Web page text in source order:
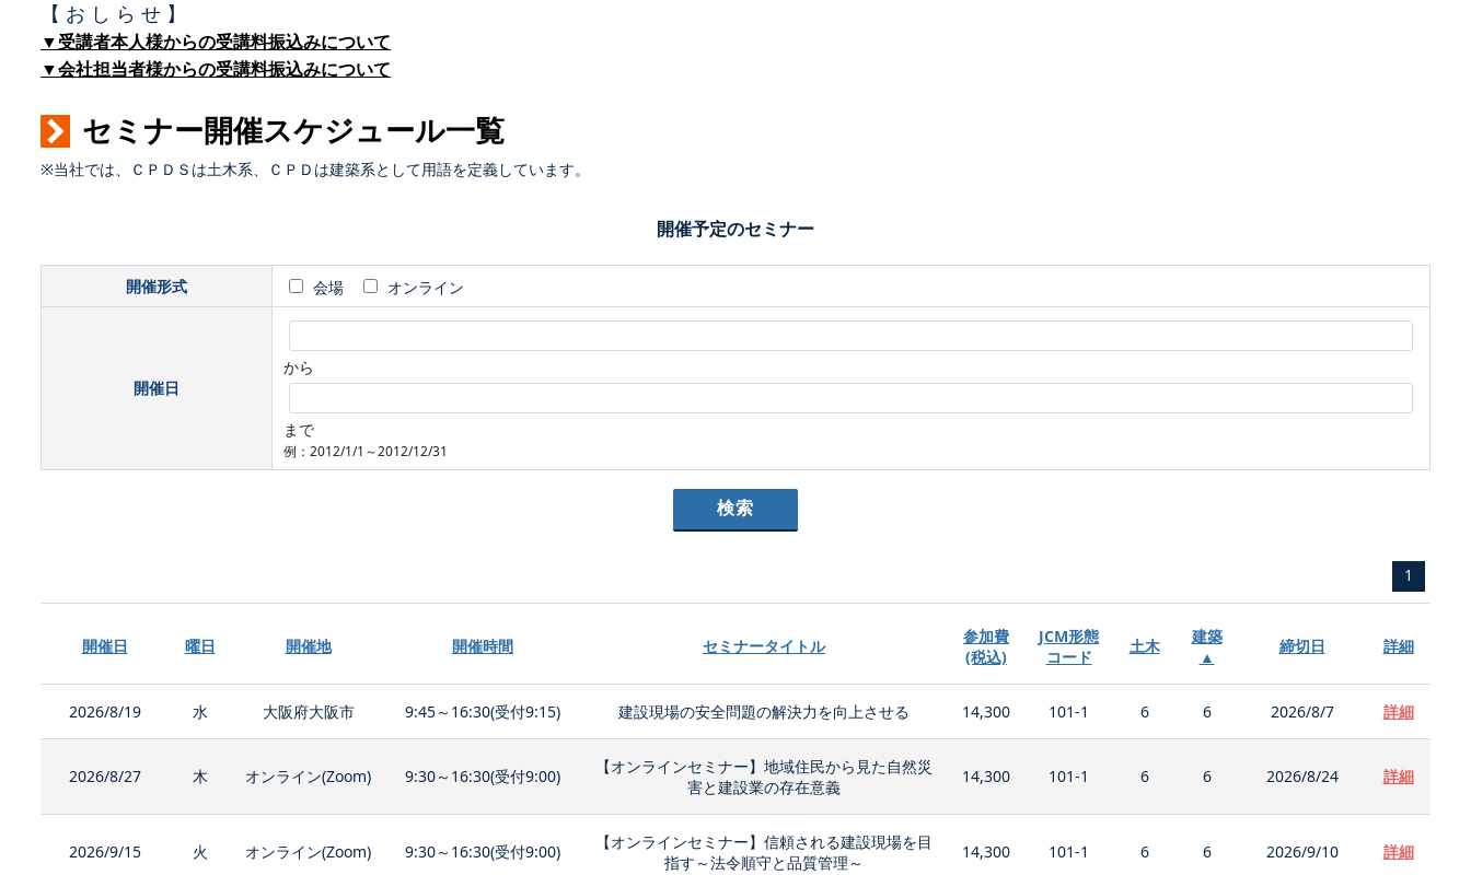
【 お し ら せ 】
▼受講者本人様からの受講料振込みについて
▼会社担当者様からの受講料振込みについて
セミナー開催スケジュール一覧
※当社では、ＣＰＤＳは土木系、ＣＰＤは建築系として用語を定義しています。
開催予定のセミナー
開催形式 会場 オンライン
開催日
から
まで
例：2012/1/1～2012/12/31
1
開催日 曜日 開催地 開催時間 セミナータイトル
参加費
(税込)
JCM形態
コード
土木
建築
▲
締切日 詳細
2026/8/19 水 大阪府大阪市 9:45～16:30(受付9:15) 建設現場の安全問題の解決力を向上させる 14,300 101-1 6 6 2026/8/7 詳細
2026/8/27 木 オンライン(Zoom) 9:30～16:30(受付9:00)
【オンラインセミナー】地域住民から見た自然災
害と建設業の存在意義
14,300 101-1 6 6 2026/8/24 詳細
2026/9/15 火 オンライン(Zoom) 9:30～16:30(受付9:00)
【オンラインセミナー】信頼される建設現場を目
指す～法令順守と品質管理～
14,300 101-1 6 6 2026/9/10 詳細